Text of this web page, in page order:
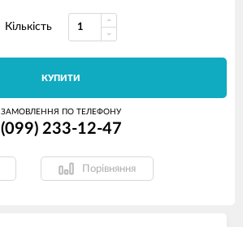
Кількість
КУПИТИ
ЗАМОВЛЕННЯ ПО ТЕЛЕФОНУ
(099) 233-12-47
Порівняння